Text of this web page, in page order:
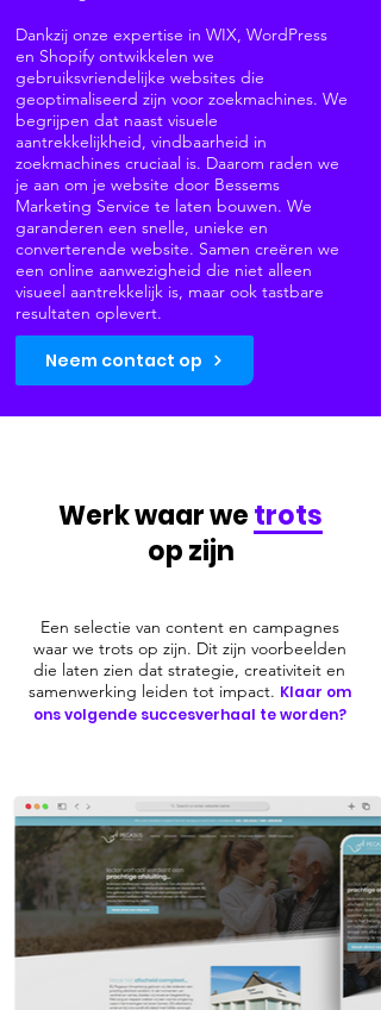
Dankzij onze expertise in WIX, WordPress
en Shopify ontwikkelen we
gebruiksvriendelijke websites die
geoptimaliseerd zijn voor zoekmachines. We
begrijpen dat naast visuele
aantrekkelijkheid, vindbaarheid in
zoekmachines cruciaal is. Daarom raden we
je aan om je website door Bessems
Marketing Service te laten bouwen. We
garanderen een snelle, unieke en
converterende website. Samen creëren we
een online aanwezigheid die niet alleen
visueel aantrekkelijk is, maar ook tastbare
resultaten oplevert.
Neem contact op
Werk waar wetrots
op zijn
Een selectie van content en campagnes
waar we trots op zijn. Dit zijn voorbeelden
die laten zien dat strategie, creativiteit en
samenwerking leiden tot impact. Klaar om
ons volgende succesverhaal te worden?